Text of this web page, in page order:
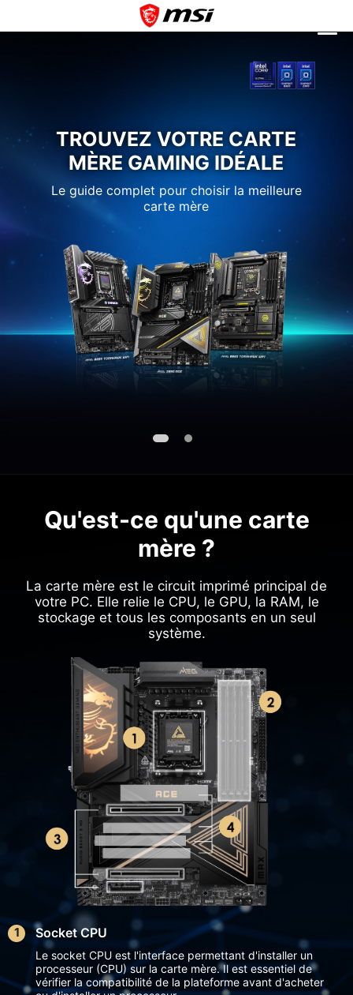
TROUVEZ VOTRE CARTE
MÈRE GAMING IDÉALE
Le guide complet pour choisir la meilleure
carte mère
Qu'est-ce qu'une carte
mère ?
La carte mère est le circuit imprimé principal de
votre PC. Elle relie le CPU, le GPU, la RAM, le
stockage et tous les composants en un seul
système.
Socket CPU
Le socket CPU est l'interface permettant d'installer un
processeur (CPU) sur la carte mère. Il est essentiel de
vérifier la compatibilité de la plateforme avant d'acheter